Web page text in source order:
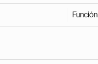
Función